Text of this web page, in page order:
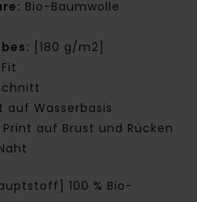
Bio-Baumwolle
[180 g/m2]
auf Wasserbasis
Print auf Brust und Rücken
100 % Bio-